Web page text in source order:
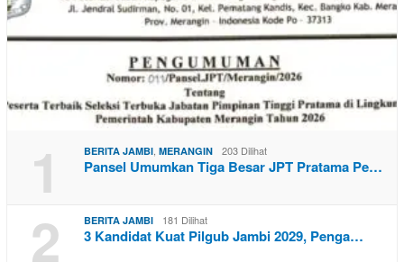
1 BERITA JAMBI, MERANGIN 203 Dilihat
Pansel Umumkan Tiga Besar JPT Pratama Pe…
2 BERITA JAMBI 181 Dilihat
3 Kandidat Kuat Pilgub Jambi 2029, Penga…